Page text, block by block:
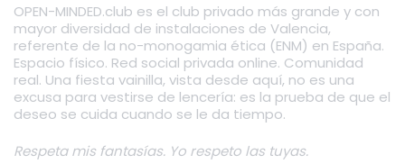
OPEN-MINDED.club es el club privado más grande y con
mayor diversidad de instalaciones de Valencia,
referente de la no-monogamia ética (ENM) en España.
Espacio físico. Red social privada online. Comunidad
real. Una fiesta vainilla, vista desde aquí, no es una
excusa para vestirse de lencería: es la prueba de que el
deseo se cuida cuando se le da tiempo.
Respeta mis fantasías. Yo respeto las tuyas.